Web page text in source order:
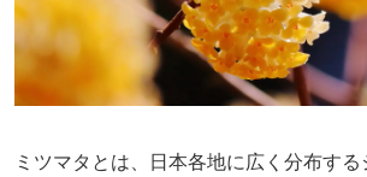
ミツマタとは、日本各地に広く分布す